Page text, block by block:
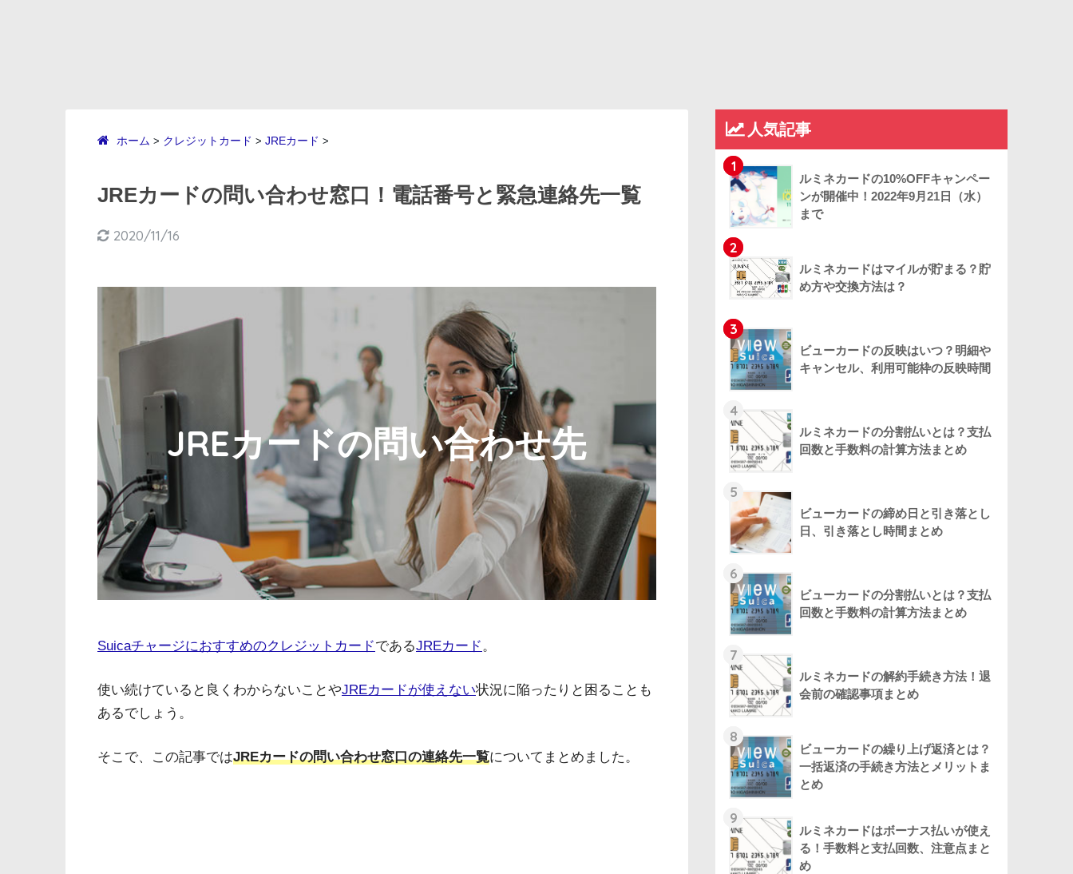
ホーム > クレジットカード > JREカード >
JREカードの問い合わせ窓口！電話番号と緊急連絡先一覧
2020/11/16
JREカードの問い合わせ先
SuicaチャージにおすすめのクレジットカードであるJREカード。
使い続けていると良くわからないことやJREカードが使えない状況に陥ったりと困ることも
あるでしょう。
そこで、この記事ではJREカードの問い合わせ窓口の連絡先一覧についてまとめました。
人気記事
1
ルミネカードの10%OFFキャンペー
ンが開催中！2022年9月21日（水）
まで
2
ルミネカードはマイルが貯まる？貯
め方や交換方法は？
3
ビューカードの反映はいつ？明細や
キャンセル、利用可能枠の反映時間
4
ルミネカードの分割払いとは？支払
回数と手数料の計算方法まとめ
5
ビューカードの締め日と引き落とし
日、引き落とし時間まとめ
6
ビューカードの分割払いとは？支払
回数と手数料の計算方法まとめ
7
ルミネカードの解約手続き方法！退
会前の確認事項まとめ
8
ビューカードの繰り上げ返済とは？
一括返済の手続き方法とメリットま
とめ
9
ルミネカードはボーナス払いが使え
る！手数料と支払回数、注意点まと
め